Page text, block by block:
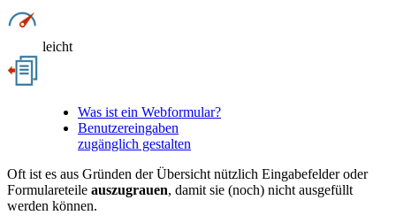
leicht
Was ist ein Webformular?
Benutzereingaben
zugänglich gestalten
Oft ist es aus Gründen der Übersicht nützlich Eingabefelder oder
Formulareteile auszugrauen, damit sie (noch) nicht ausgefüllt
werden können.